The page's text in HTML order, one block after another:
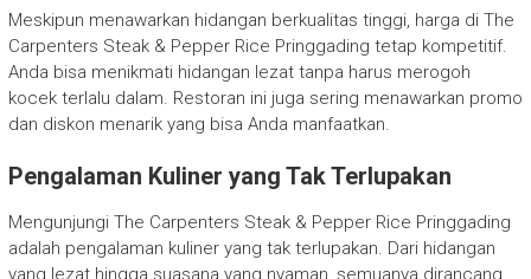
Meskipun menawarkan hidangan berkualitas tinggi, harga di The
Carpenters Steak & Pepper Rice Pringgading tetap kompetitif.
Anda bisa menikmati hidangan lezat tanpa harus merogoh
kocek terlalu dalam. Restoran ini juga sering menawarkan promo
dan diskon menarik yang bisa Anda manfaatkan.
Pengalaman Kuliner yang Tak Terlupakan
Mengunjungi The Carpenters Steak & Pepper Rice Pringgading
adalah pengalaman kuliner yang tak terlupakan. Dari hidangan